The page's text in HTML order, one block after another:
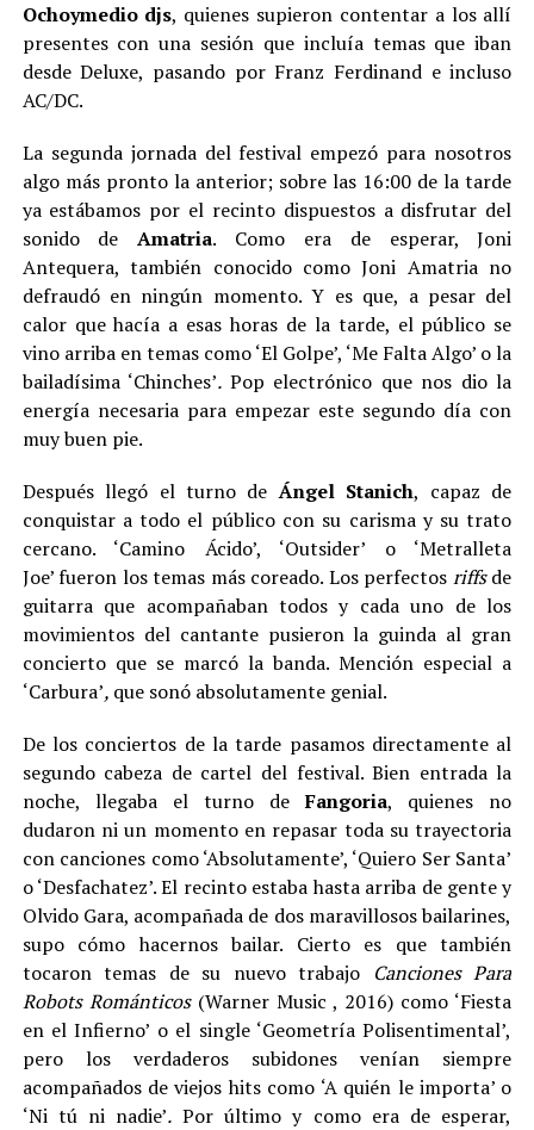
Ochoymedio djs, quienes supieron contentar a los allí
presentes con una sesión que incluía temas que iban
desde Deluxe, pasando por Franz Ferdinand e incluso
AC/DC.
La segunda jornada del festival empezó para nosotros
algo más pronto la anterior; sobre las 16:00 de la tarde
ya estábamos por el recinto dispuestos a disfrutar del
sonido deAmatria. Como era de esperar, Joni
Antequera, también conocido como Joni Amatria no
defraudó en ningún momento. Y es que, a pesar del
calor que hacía a esas horas de la tarde, el público se
vino arriba en temas como ‘El Golpe’, ‘Me Falta Algo’ o la
bailadísima ‘Chinches’. Pop electrónico que nos dio la
energía necesaria para empezar este segundo día con
muy buen pie.
Después llegó el turno deÁngel Stanich, capaz de
conquistar a todo el público con su carisma y su trato
cercano. ‘Camino Ácido’, ‘Outsider’ o ‘Metralleta
Joe’ fueron los temas más coreado. Los perfectos riffsde
guitarra que acompañaban todos y cada uno de los
movimientos del cantante pusieron la guinda al gran
concierto que se marcó la banda. Mención especial a
‘Carbura’, que sonó absolutamente genial.
De los conciertos de la tarde pasamos directamente al
segundo cabeza de cartel del festival. Bien entrada la
noche, llegaba el turno deFangoria, quienes no
dudaron ni un momento en repasar toda su trayectoria
con canciones como ‘Absolutamente’, ‘Quiero Ser Santa’
o ‘Desfachatez’. El recinto estaba hasta arriba de gente y
Olvido Gara, acompañada de dos maravillosos bailarines,
supo cómo hacernos bailar. Cierto es que también
tocaron temas de su nuevo trabajo Canciones Para
Robots Románticos(Warner Music , 2016) como ‘Fiesta
en el Infierno’ o el single ‘Geometría Polisentimental’,
pero los verdaderos subidones venían siempre
acompañados de viejos hits como ‘A quién le importa’ o
‘Ni tú ni nadie’. Por último y como era de esperar,